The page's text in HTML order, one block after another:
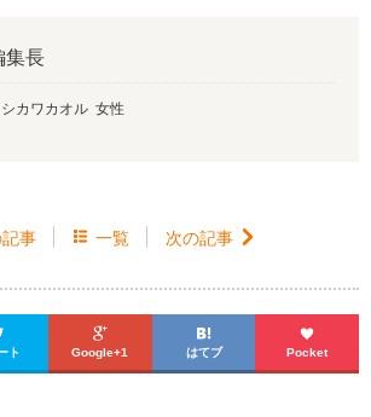
集長
シカワカオル 女性
事  一覧 次の記事 
ト

Google+1

はてブ

Pocket